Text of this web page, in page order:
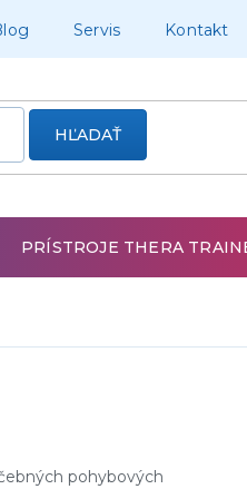
Servis Kontakt
HĽADAŤ
PRÍSTROJE THERA
pohybových